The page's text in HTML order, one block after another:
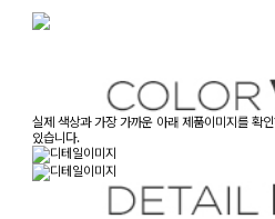
실제 색상과 가장 가까운 아래 제품이미지를 확
있습니다.